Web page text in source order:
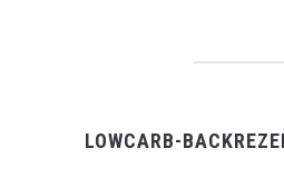
LOWCARB-